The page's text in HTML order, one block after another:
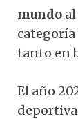
mundo
tanto en
El año